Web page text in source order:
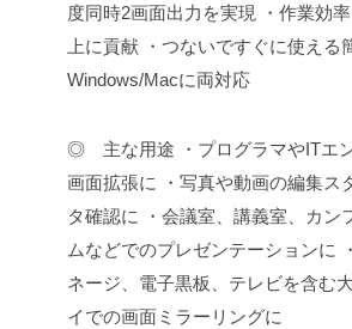
度同時2画面出力を実現
・作業効
上に貢献 ・つないですぐに使える
Windows/Macに両対応
◎ 主な用途 ・プログラマやITエ
画面拡張に
・写真や動画の編集ス
タ確認に
・会議室、講義室、カン
ムなどでのプレゼンテーションに
ネージ、電子黒板、テレビを含む
イでの画面ミラーリングに